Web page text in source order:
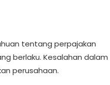
tentang perpajakan
berlaku. Kesalahan dalam
perusahaan.